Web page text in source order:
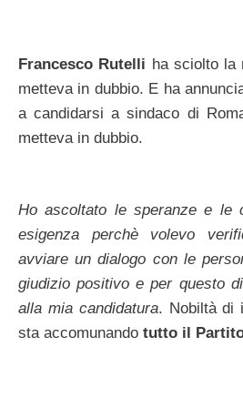
Francesco Rutelli ha sciolto la
metteva in dubbio. E ha
a candidarsi a sindaco di
metteva in dubbio.
Ho ascoltato le speranze e le
esigenza perchè volevo
avviare un dialogo con le
giudizio positivo e per questo
alla mia candidatura. Nobiltà di
sta accomunando tutto il